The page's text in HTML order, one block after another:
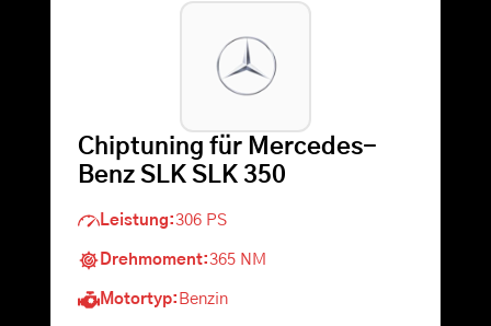
Warenkorb
Chiptuning für Mercedes-
Benz SLK SLK 350
Leistung:306 PS
Drehmoment:365 NM
Motortyp: Benzin